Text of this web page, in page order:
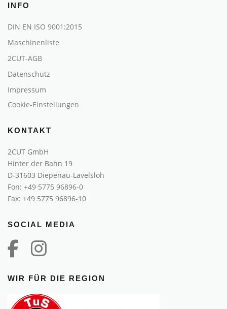
INFO
DIN EN ISO 9001:2015
Maschinenliste
2CUT-AGB
Datenschutz
Impressum
Cookie-Einstellungen
KONTAKT
2CUT GmbH
Hinter der Bahn 19
D-31603 Diepenau-Lavelsloh
Fon: +49 5775 96896-0
Fax: +49 5775 96896-10
SOCIAL MEDIA
WIR FÜR DIE REGION